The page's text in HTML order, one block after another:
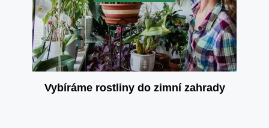
Vybíráme rostliny do zimní zahrady